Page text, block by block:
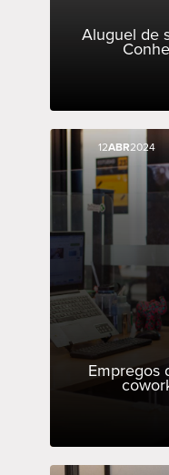
Aluguel de
12ABR2024
Empregos
12ABR2024